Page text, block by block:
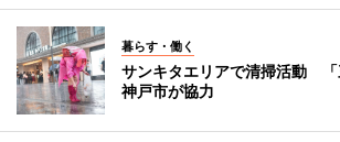
暮らす・働く
サンキタエリアで清掃活動 「
神戸市が協力